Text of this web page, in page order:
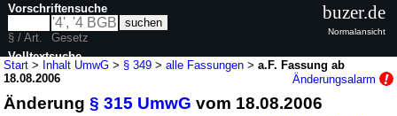
Start > Inhalt UmwG > § 349 >alle Fassungen >a.F. Fassung ab
18.08.2006
Änderungsalarm
Änderung§ 315 UmwG vom 18.08.2006
Vorschriftensuche
§ / Art.
Gesetz
Volltextsuche
buzer.de
Normalansicht